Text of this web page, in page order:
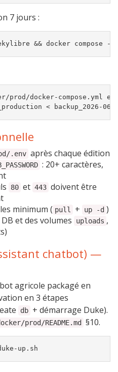
7 jours :
prod/docker-compose.yml
.env après chaque édition
: 20+ caractères,
80 et 443 doivent être
minimum ( pull + up -d )
et des volumes
uploads ,
chatbot) —
agricole packagé en
en 3 étapes
db + démarrage Duke).
prod/README.md §10.